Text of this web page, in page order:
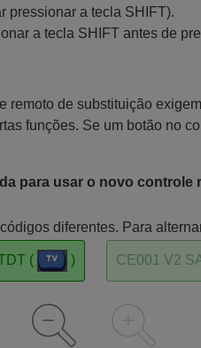
pressionar a tecla SHIFT).
a tecla SHIFT antes de
remoto de substituição
funções. Se um botão no
para usar o novo controle
diferentes. Para
( ) CE001 V2